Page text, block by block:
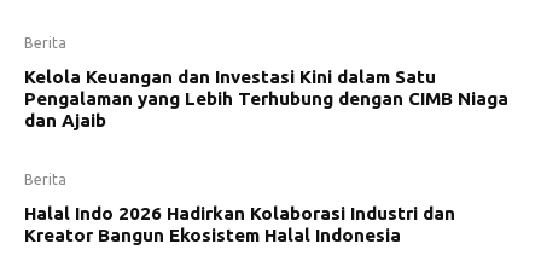
Berita
Kelola Keuangan dan Investasi Kini dalam Satu
Pengalaman yang Lebih Terhubung dengan CIMB Niaga
dan Ajaib
Berita
Halal Indo 2026 Hadirkan Kolaborasi Industri dan
Kreator Bangun Ekosistem Halal Indonesia